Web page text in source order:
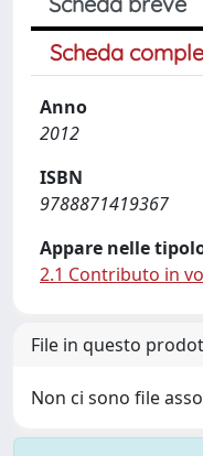
Scheda
Anno
2012
ISBN
9788871419367
Appare nelle
2.1 Contributo in
File in questo
Non ci sono file